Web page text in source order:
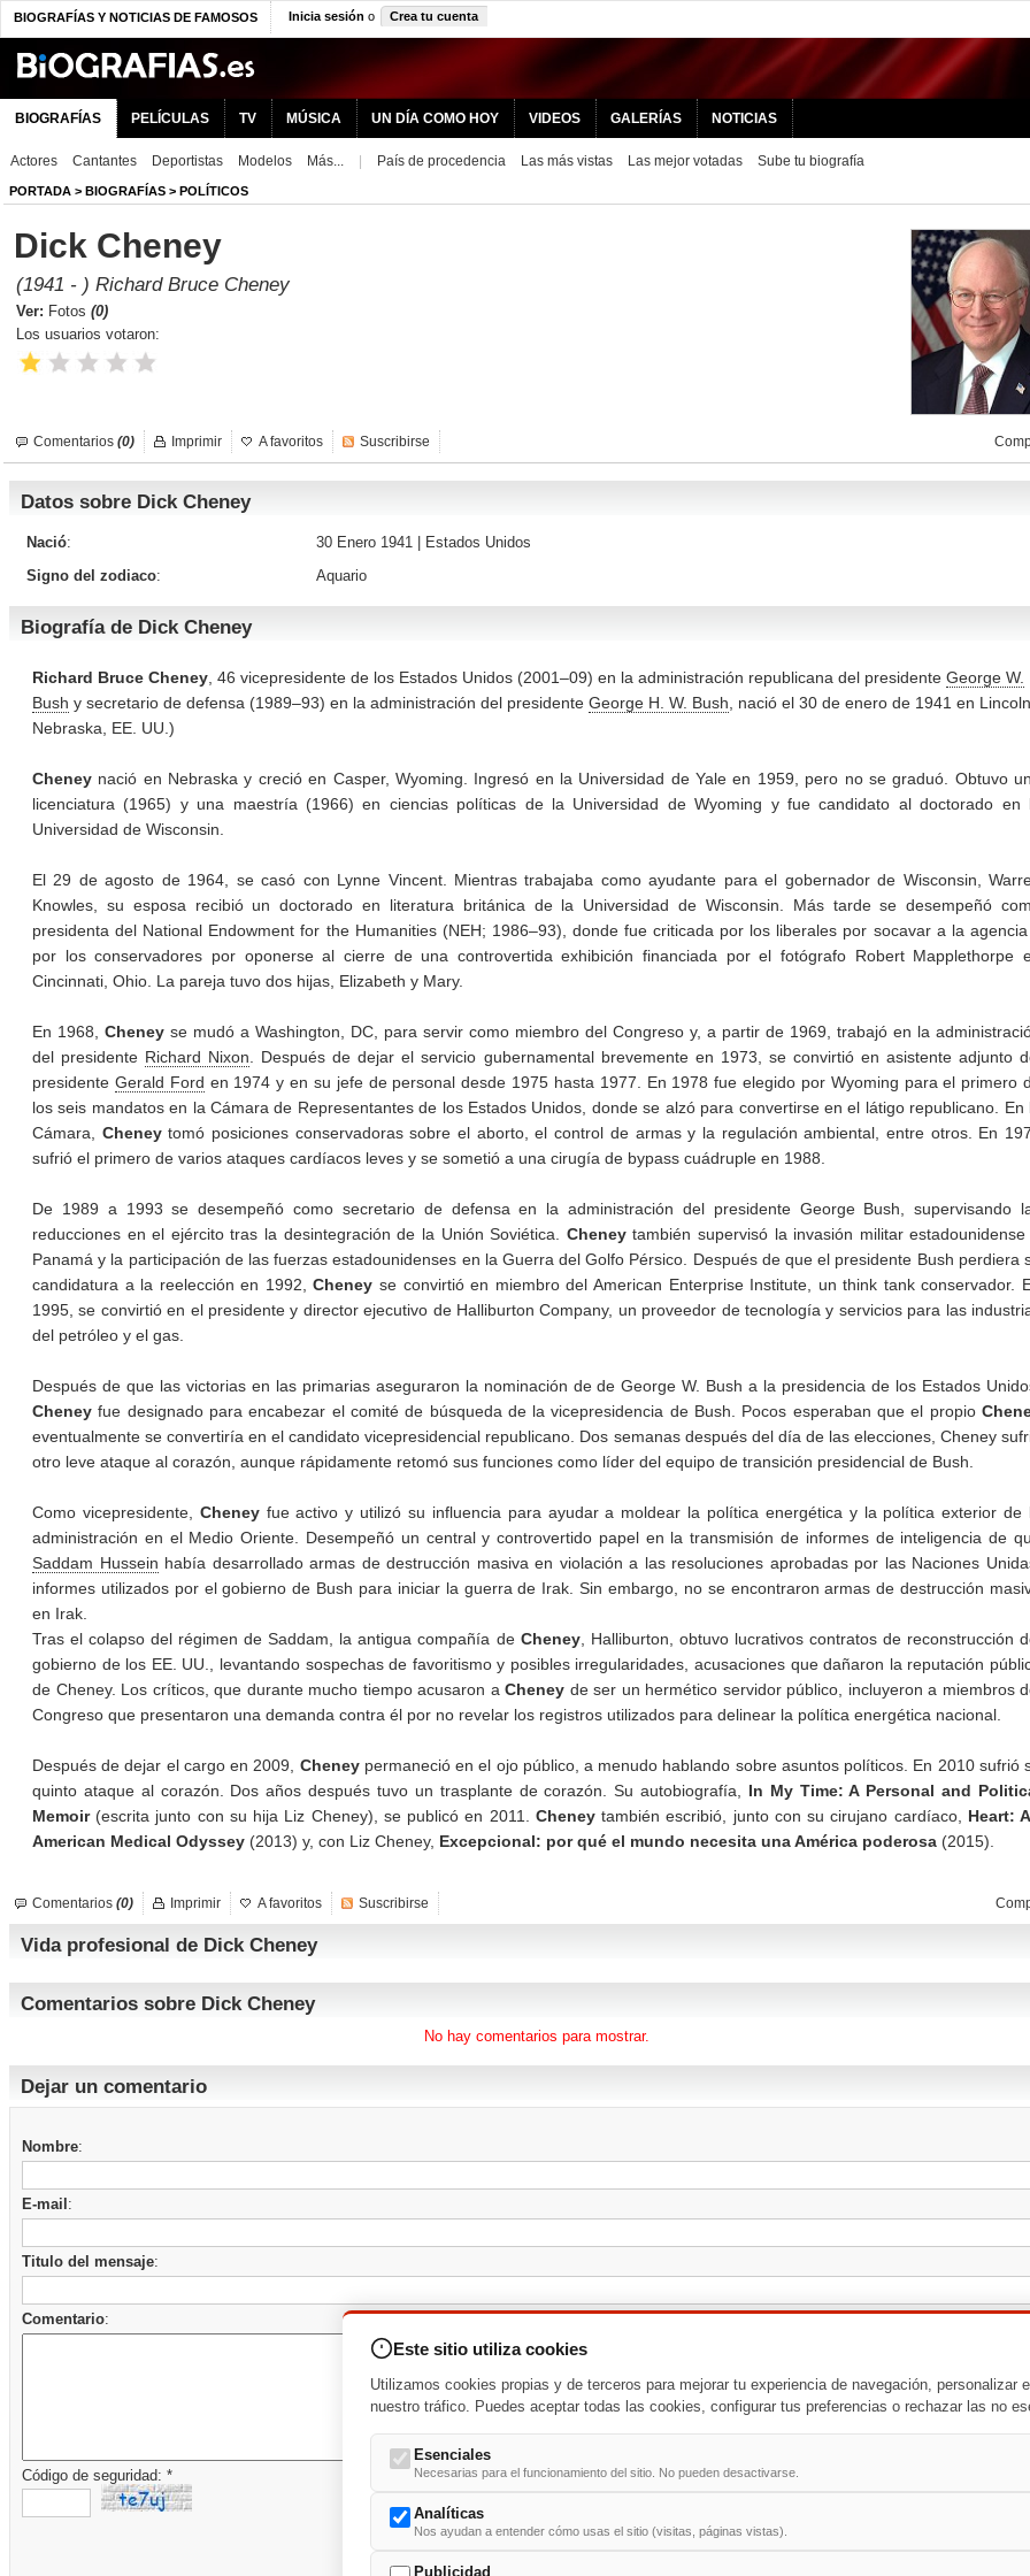
BIOGRAFÍAS Y NOTICIAS DE FAMOSOS Inicia sesión o Crea tu cuenta
BIOGRAFÍAS PELÍCULAS TV MÚSICA UN DÍA COMO HOY VIDEOS GALERÍAS NOTICIAS
Actores Cantantes Deportistas Modelos Más... País de procedencia Las más vistas Las mejor votadas Sube tu biografía
PORTADA > BIOGRAFÍAS > POLÍTICOS
Dick Cheney
(1941 - ) Richard Bruce Cheney
Ver: Fotos (0)
Los usuarios votaron:
Comentarios (0) Imprimir A favoritos Suscribirse
Datos sobre Dick Cheney
Nació: 30 Enero 1941 |
Estados Unidos
Signo del zodiaco: Aquario
Biografía de Dick Cheney
Richard Bruce Cheney , 46 vicepresidente de los Estados Unidos (2001–09) en la administración republicana del presidente George W.
Bush y secretario de defensa (1989–93) en la administración del presidente George H. W. Bush , nació el 30 de enero de 1941 en Lincoln,
Nebraska, EE. UU.)
Cheney nació en Nebraska y creció en Casper, Wyoming. Ingresó en la Universidad de Yale en 1959, pero no se graduó. Obtuvo
licenciatura (1965) y una maestría (1966) en ciencias políticas de la Universidad de Wyoming y fue candidato al doctorado en
Universidad de Wisconsin.
El 29 de agosto de 1964, se casó con Lynne Vincent. Mientras trabajaba como ayudante para el gobernador de Wisconsin,
Knowles, su esposa recibió un doctorado en literatura británica de la Universidad de Wisconsin. Más tarde se desempeñó
presidenta del National Endowment for the Humanities (NEH; 1986–93), donde fue criticada por los liberales por socavar a la
por los conservadores por oponerse al cierre de una controvertida exhibición financiada por el fotógrafo Robert Mapplethorpe
Cincinnati, Ohio. La pareja tuvo dos hijas, Elizabeth y Mary.
En 1968, Cheney se mudó a Washington, DC, para servir como miembro del Congreso y, a partir de 1969, trabajó en la
del presidente Richard Nixon . Después de dejar el servicio gubernamental brevemente en 1973, se convirtió en asistente adjunto
presidente Gerald Ford en 1974 y en su jefe de personal desde 1975 hasta 1977. En 1978 fue elegido por Wyoming para el primero
los seis mandatos en la Cámara de Representantes de los Estados Unidos, donde se alzó para convertirse en el látigo republicano. En
Cámara, Cheneytomó posiciones conservadoras sobre el aborto, el control de armas y la regulación ambiental, entre otros. En
sufrió el primero de varios ataques cardíacos leves y se sometió a una cirugía de bypass cuádruple en 1988.
De 1989 a 1993 se desempeñó como secretario de defensa en la administración del presidente George Bush, supervisando
reducciones en el ejército tras la desintegración de la Unión Soviética. Cheneytambién supervisó la invasión militar estadounidense
Panamá y la participación de las fuerzas estadounidenses en la Guerra del Golfo Pérsico. Después de que el presidente Bush perdiera
candidatura a la reelección en 1992,Cheneyse convirtió en miembro del American Enterprise Institute, un think tank conservador.
1995, se convirtió en el presidente y director ejecutivo de Halliburton Company, un proveedor de tecnología y servicios para las
del petróleo y el gas.
Después de que las victorias en las primarias aseguraron la nominación de de George W. Bush a la presidencia de los Estados
Cheneyfue designado para encabezar el comité de búsqueda de la vicepresidencia de Bush. Pocos esperaban que el propio
eventualmente se convertiría en el candidato vicepresidencial republicano. Dos semanas después del día de las elecciones, Cheney
otro leve ataque al corazón, aunque rápidamente retomó sus funciones como líder del equipo de transición presidencial de Bush.
Como vicepresidente, Cheney fue activo y utilizó su influencia para ayudar a moldear la política energética y la política exterior de
administración en el Medio Oriente. Desempeñó un central y controvertido papel en la transmisión de informes de inteligencia de
Saddam Hussein había desarrollado armas de destrucción masiva en violación a las resoluciones aprobadas por las Naciones
informes utilizados por el gobierno de Bush para iniciar la guerra de Irak. Sin embargo, no se encontraron armas de destrucción
en Irak.
Tras el colapso del régimen de Saddam, la antigua compañía de Cheney, Halliburton, obtuvo lucrativos contratos de reconstrucción
gobierno de los EE. UU., levantando sospechas de favoritismo y posibles irregularidades, acusaciones que dañaron la reputación
de Cheney. Los críticos, que durante mucho tiempo acusaron a Cheney de ser un hermético servidor público, incluyeron a miembros
Congreso que presentaron una demanda contra él por no revelar los registros utilizados para delinear la política energética nacional.
Después de dejar el cargo en 2009, Cheney permaneció en el ojo público, a menudo hablando sobre asuntos políticos. En 2010 sufrió
quinto ataque al corazón. Dos años después tuvo un trasplante de corazón. Su autobiografía, In My Time: A Personal and
Memoir(escrita junto con su hija Liz Cheney), se publicó en 2011. Cheneytambién escribió, junto con su cirujano cardíaco, Heart:
American Medical Odyssey (2013) y, con Liz Cheney, Excepcional: por qué el mundo necesita una América poderosa (2015).
Comentarios (0) Imprimir A favoritos Suscribirse
Vida profesional de Dick Cheney
Comentarios sobre Dick Cheney
No hay comentarios para mostrar.
Dejar un comentario
Nombre:
E-mail :
Titulo del mensaje:
Comentario:
Código de seguridad: *
Este sitio utiliza cookies
Utilizamos cookies propias y de terceros para mejorar tu experiencia de navegación, personalizar
nuestro tráfico. Puedes aceptar todas las cookies, configurar tus preferencias o rechazar las no
Esenciales
Necesarias para el funcionamiento del sitio. No pueden desactivarse.
Analíticas
Nos ayudan a entender cómo usas el sitio (visitas, páginas vistas).
Publicidad